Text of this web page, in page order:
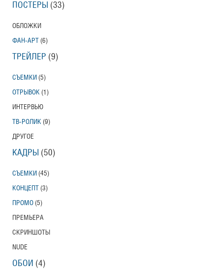
ПОСТЕРЫ (33)
ОБЛОЖКИ
ФАН-АРТ (6)
ТРЕЙЛЕР (9)
СЪЕМКИ (5)
ОТРЫВОК (1)
ИНТЕРВЬЮ
ТВ-РОЛИК (9)
ДРУГОЕ
КАДРЫ (50)
СЪЕМКИ (45)
КОНЦЕПТ (3)
ПРОМО (5)
ПРЕМЬЕРА
СКРИНШОТЫ
NUDE
ОБОИ (4)